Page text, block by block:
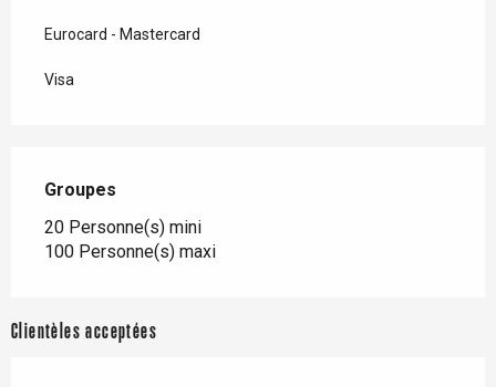
Eurocard - Mastercard
Visa
Groupes
Groupes
20 Personne(s) mini
100 Personne(s) maxi
Clientèles acceptées